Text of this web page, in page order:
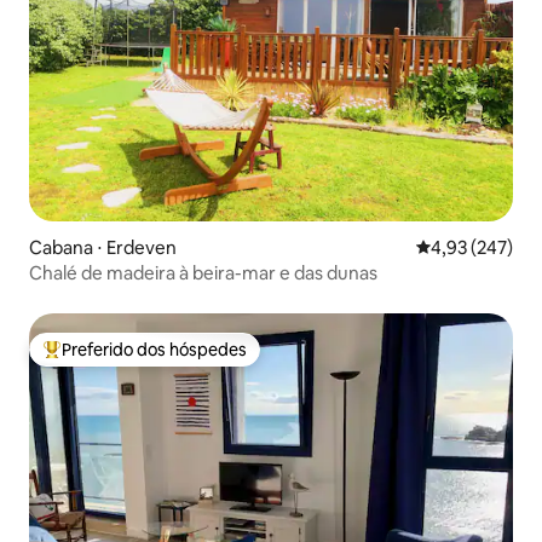
Cabana ⋅ Erdeven 4,93 de uma
4,93 (247)
Chalé de madeira à beira-mar e das dunas
Entre os melhores preferidos dos hóspedes
Preferido dos hóspedes